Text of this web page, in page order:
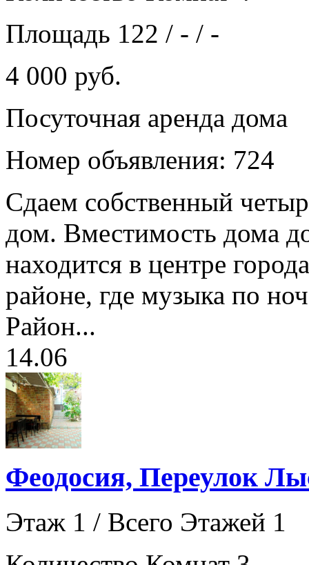
Площадь 122 / - / -
4 000 руб.
Посуточная аренда дома
Номер объявления: 724
Cдаем собственный
дом. Вместимость дома
находится в центре
районе, где музыка по
Район...
14.06
Феодосия, Переулок
Этаж 1 / Всего Этажей 1